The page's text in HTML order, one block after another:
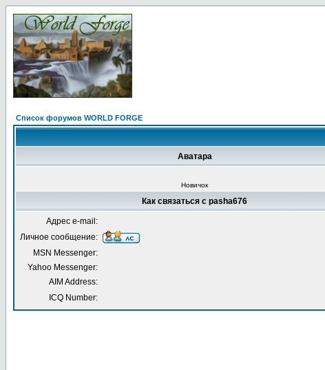
Список форумов WORLD FORGE
Аватара
Новичок
Как связаться с pasha676
Адрес e-mail:
Личное сообщение:
MSN Messenger:
Yahoo Messenger:
AIM Address:
ICQ Number: